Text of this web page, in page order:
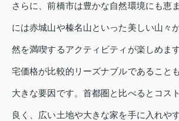
さらに、前橋市は豊かな自然環境にも恵
には赤城山や榛名山といった美しい山々
然を満喫するアクティビティが楽しめま
宅価格が比較的リーズナブルであること
大きな要因です。首都圏と比べるとコス
良く、広い土地や大きな家を手に入れや